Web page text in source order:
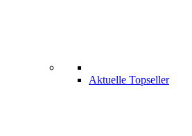
Aktuelle Topseller